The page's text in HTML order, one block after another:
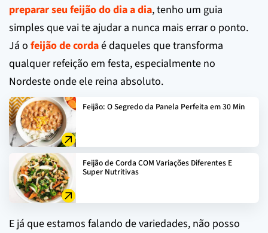
preparar seu feijão do dia a dia, tenho um guia
simples que vai te ajudar a nunca mais errar o ponto.
Já o feijão de cordaé daqueles que transforma
qualquer refeição em festa, especialmente no
Nordeste onde ele reina absoluto.
Feijão: O Segredo da Panela Perfeita em 30 Min
Feijão de Corda COM Variações Diferentes E
Super Nutritivas
E já que estamos falando de variedades, não posso